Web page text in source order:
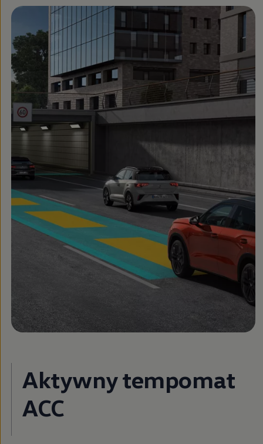
Volkswagen dla biznesu
Serwis, akcesoria i aktualizacje
myVolkswagen
Serwis i części
Przegląd okresowy
Naprawy i przeglądy
Olej silnikowy i płyny eksploatacyjne
Koła i opony
Pomoc w razie wypadku i awarii
Serwis i części na raty
Pakiet przeglądów dla Twojego Volkswagena
Badanie satysfakcji klienta – oceń nasz serwis
Ubezpieczenie opon
Akcesoria
Sklep online akcesoriów
Koła zimowe
Personalizacja
Urządzenia ładujące
Ochrona i pielęgnacja
Akcesoria do poszczególnych modeli
Rozwiązania transportowe i bagażowe
Elektronika i rozrywka
Usługi cyfrowe
Aktualizacje oprogramowania, map i radia
Aplikacje Volkswagen, logowanie i sklep
Znajdź usługi dla swojego modelu
Połączenie telefonu komórkowego z pojazdem
Elektroniczna Instrukcja Obsługi
Informacje dla klientów
Informator o pojeździe
Certyfikaty
Wszystkie usługi
Oferty serwisowe
Aktywny tempomat
ACC